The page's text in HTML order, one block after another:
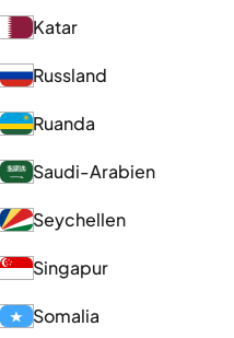
Katar
Russland
Ruanda
Saudi-Arabien
Seychellen
Singapur
Somalia